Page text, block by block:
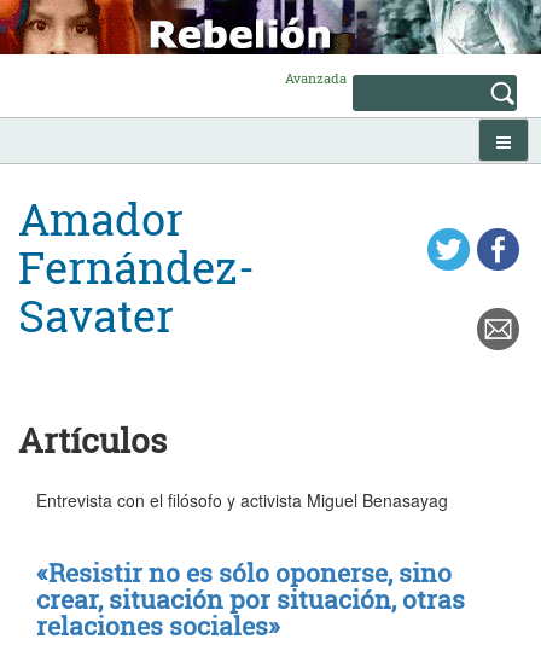
Skip
to
content
Avanzada
Amador
Fernández-
Savater
Artículos
Entrevista con el filósofo y activista Miguel Benasayag
«Resistir no es sólo oponerse, sino
crear, situación por situación, otras
relaciones sociales»